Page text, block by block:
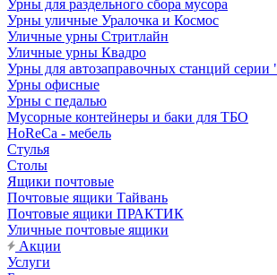
Урны для раздельного сбора мусора
Урны уличные Уралочка и Космос
Уличные урны Стритлайн
Уличные урны Квадро
Урны для автозаправочных станций
Урны офисные
Урны с педалью
Мусорные контейнеры и баки для ТБО
HoReCa - мебель
Стулья
Столы
Ящики почтовые
Почтовые ящики Тайвань
Почтовые ящики ПРАКТИК
Уличные почтовые ящики
Акции
Услуги